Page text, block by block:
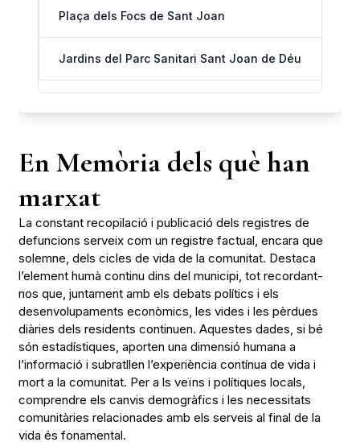
Plaça dels Focs de Sant Joan
Jardins del Parc Sanitari Sant Joan de Déu
En Memòria dels què han
marxat
La constant recopilació i publicació dels registres de
defuncions serveix com un registre factual, encara que
solemne, dels cicles de vida de la comunitat. Destaca
l’element humà continu dins del municipi, tot recordant-
nos que, juntament amb els debats polítics i els
desenvolupaments econòmics, les vides i les pèrdues
diàries dels residents continuen. Aquestes dades, si bé
són estadístiques, aporten una dimensió humana a
l’informació i subratllen l’experiència contínua de vida i
mort a la comunitat. Per a ls veïns i polítiques locals,
comprendre els canvis demogràfics i les necessitats
comunitàries relacionades amb els serveis al final de la
vida és fonamental.